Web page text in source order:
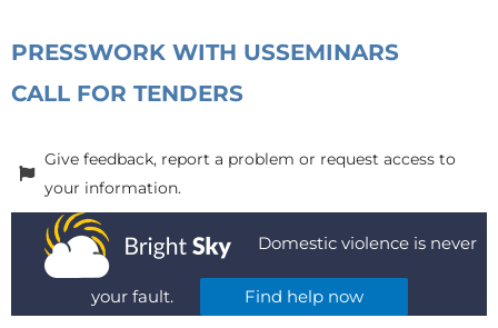
PRESSWORK WITH USSEMINARS
CALL FOR TENDERS
Give feedback, report a problem or request access to
your information.
Domestic violence is never
your fault. Find help now